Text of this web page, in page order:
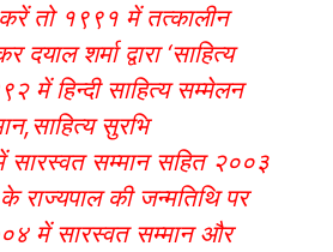
तो १९९१ में तत्कालीन
दयाल शर्मा द्वारा ‘साहित्य
में हिन्दी साहित्य सम्मेलन
सुरभि
सारस्वत सम्मान सहित २००३
राज्यपाल की जन्मतिथि पर
में सारस्वत सम्मान और